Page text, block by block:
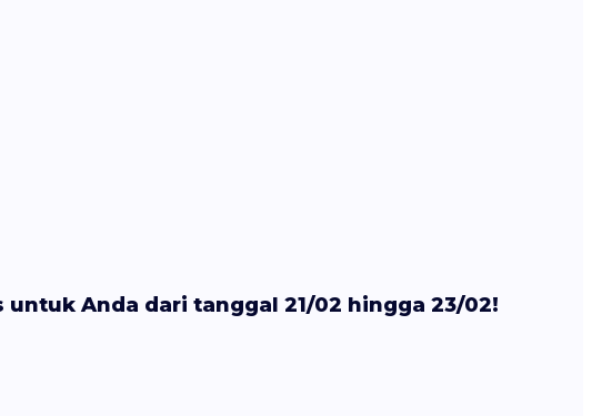
Anda dari tanggal 21/02 hingga 23/02!